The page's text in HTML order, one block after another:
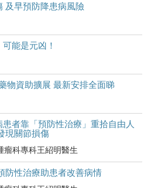
及早預防降患病風險
能是元凶！
物資助擴展 最新安排全面睇
者靠「預防性治療」重拾自由人
現關節損傷
瘤科專科王紹明醫生
防性治療助患者改善病情